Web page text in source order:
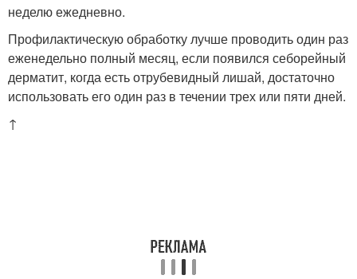
неделю ежедневно.
Профилактическую обработку лучше проводить один раз
еженедельно полный месяц, если появился себорейный
дерматит, когда есть отрубевидный лишай, достаточно
использовать его один раз в течении трех или пяти дней.
↑